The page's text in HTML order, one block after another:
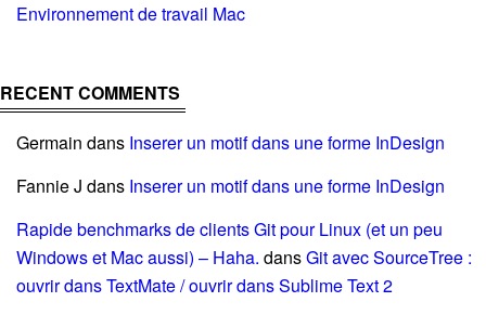
Environnement de travail Mac
RECENT COMMENTS
Germain dans Inserer un motif dans une forme InDesign
Fannie J dans Inserer un motif dans une forme InDesign
Rapide benchmarks de clients Git pour Linux (et un peu
Windows et Mac aussi) – Haha. dansGit avec SourceTree :
ouvrir dans TextMate / ouvrir dans Sublime Text 2